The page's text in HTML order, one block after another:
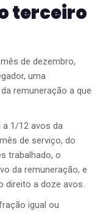
terceiro
de dezembro,
uma
remuneração a que
a 1/12 avos da
de serviço, do
trabalhado, o
da remuneração, e
direito a doze avos.
igual ou